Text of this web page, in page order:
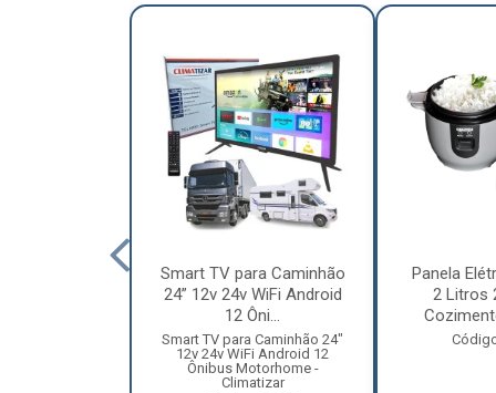
Smart TV para Caminhão
24” 12v 24v WiFi Android
12 Ôni...
Smart TV para Caminhão 24"
12v 24v WiFi Android 12
Ônibus Motorhome -
Climatizar
Panela
2 Litros